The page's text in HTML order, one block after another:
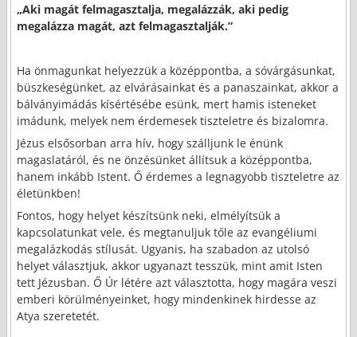
„Aki magát felmagasztalja, megalázzák, aki pedig
megalázza magát, azt felmagasztalják.”
Ha önmagunkat helyezzük a középpontba, a sóvárgásunkat,
büszkeségünket, az elvárásainkat és a panaszainkat, akkor a
bálványimádás kísértésébe esünk, mert hamis isteneket
imádunk, melyek nem érdemesek tiszteletre és bizalomra.
Jézus elsősorban arra hív, hogy szálljunk le énünk
magaslatáról, és ne önzésünket állítsuk a középpontba,
hanem inkább Istent. Ő érdemes a legnagyobb tiszteletre az
életünkben!
Fontos, hogy helyet készítsünk neki, elmélyítsük a
kapcsolatunkat vele, és megtanuljuk tőle az evangéliumi
megalázkodás stílusát. Ugyanis, ha szabadon az utolsó
helyet választjuk, akkor ugyanazt tesszük, mint amit Isten
tett Jézusban. Ő Úr létére azt választotta, hogy magára veszi
emberi körülményeinket, hogy mindenkinek hirdesse az
Atya szeretetét.